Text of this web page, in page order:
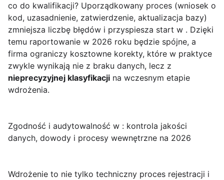
co do kwalifikacji? Uporządkowany proces (wniosek o
kod, uzasadnienie, zatwierdzenie, aktualizacja bazy)
zmniejsza liczbę błędów i przyspiesza start w . Dzięki
temu raportowanie w 2026 roku będzie spójne, a
firma ograniczy kosztowne korekty, które w praktyce
zwykle wynikają nie z braku danych, lecz z
nieprecyzyjnej klasyfikacji na wczesnym etapie
wdrożenia.
Zgodność i audytowalność w : kontrola jakości
danych, dowody i procesy wewnętrzne na 2026
Wdrożenie to nie tylko techniczny proces rejestracji i